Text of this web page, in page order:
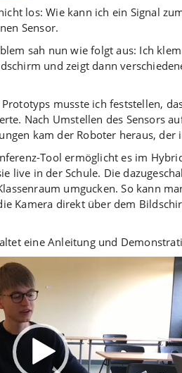
los: Wie kann ich ein Signal
Sensor.
sah nun wie folgt aus: Ich
und zeigt dann
musste ich feststellen,
Nach Umstellen des Sensors
kam der Roboter heraus, der
Tool ermöglicht es im
live in der Schule. Die
umgucken. So kann
Kamera direkt über dem
eine Anleitung und